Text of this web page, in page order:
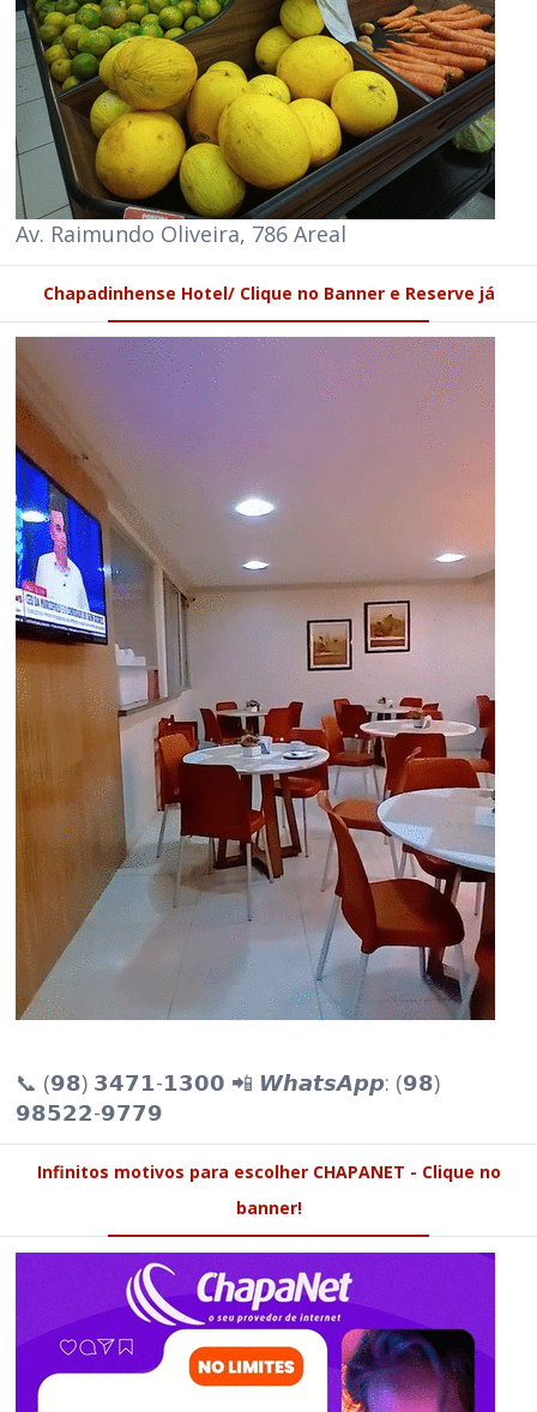
Av. Raimundo Oliveira, 786 Areal
Chapadinhense Hotel/ Clique no Banner e Reserve já
📞 (𝟵𝟴) 𝟯𝟰𝟳𝟭-𝟭𝟯𝟬𝟬 📲 𝙒𝙝𝙖𝙩𝙨𝘼𝙥𝙥: (𝟵𝟴)
𝟵𝟴𝟱𝟮𝟮-𝟵𝟳𝟳𝟵
Infinitos motivos para escolher CHAPANET - Clique no
banner!